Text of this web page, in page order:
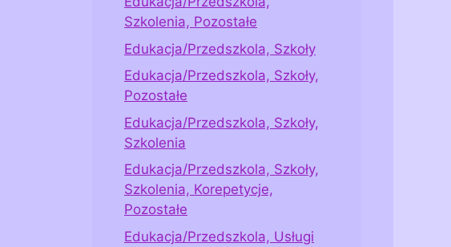
Szkolenia, Pozostałe
Edukacja/Przedszkola, Szkoły
Edukacja/Przedszkola, Szkoły,
Pozostałe
Edukacja/Przedszkola, Szkoły,
Szkolenia
Edukacja/Przedszkola, Szkoły,
Szkolenia, Korepetycje,
Pozostałe
Edukacja/Przedszkola, Usługi